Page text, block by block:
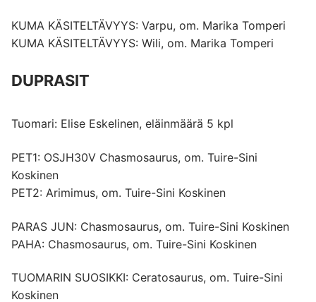
KUMA KÄSITELTÄVYYS: Varpu, om. Marika Tomperi
KUMA KÄSITELTÄVYYS: Wili, om. Marika Tomperi
DUPRASIT
Tuomari: Elise Eskelinen, eläinmäärä 5 kpl
PET1: OSJH30V Chasmosaurus, om. Tuire-Sini
Koskinen
PET2: Arimimus, om. Tuire-Sini Koskinen
PARAS JUN: Chasmosaurus, om. Tuire-Sini Koskinen
PAHA: Chasmosaurus, om. Tuire-Sini Koskinen
TUOMARIN SUOSIKKI: Ceratosaurus, om. Tuire-Sini
Koskinen